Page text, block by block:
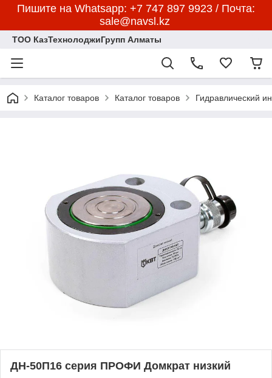
Пишите на Whatsapp: +7 747 897 9923 / Почта:
sale@navsl.kz
ТОО КазТехнолоджиГрупп Алматы
Каталог товаров Каталог товаров Гидравлический
ДН-50П16 серия ПРОФИ Домкрат низкий